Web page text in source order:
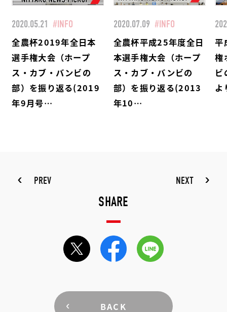
2020.05.21 #INFO
全農杯2019年全日本
選手権大会（ホープ
ス・カブ・バンビの
部）を振り返る(2019
年9月号…
2020.07.09 #INFO
全農杯平成25年度全日
本選手権大会（ホープ
ス・カブ・バンビの
部）を振り返る(2013
年10…
平
権
PREV NEXT
SHARE
BACK